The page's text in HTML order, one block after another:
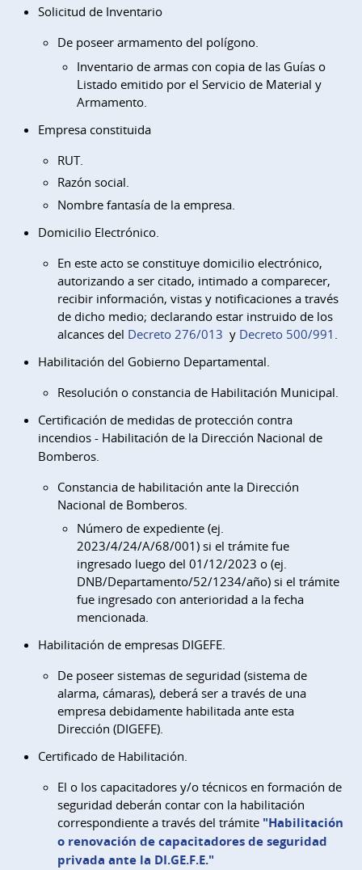
Solicitud de Inventario
De poseer armamento del polígono.
Inventario de armas con copia de las Guías o
Listado emitido por el Servicio de Material y
Armamento.
Empresa constituida
RUT.
Razón social.
Nombre fantasía de la empresa.
Domicilio Electrónico.
En este acto se constituye domicilio electrónico,
autorizando a ser citado, intimado a comparecer,
recibir información, vistas y notificaciones a través
de dicho medio; declarando estar instruido de los
alcances del Decreto 276/013 y Decreto 500/991
Habilitación del Gobierno Departamental.
Resolución o constancia de Habilitación Municipal.
Certificación de medidas de protección contra
incendios - Habilitación de la Dirección Nacional de
Bomberos.
Constancia de habilitación ante la Dirección
Nacional de Bomberos.
Número de expediente (ej.
2023/4/24/A/68/001) si el trámite fue
ingresado luego del 01/12/2023 o (ej.
DNB/Departamento/52/1234/año) si el trámite
fue ingresado con anterioridad a la fecha
mencionada.
Habilitación de empresas DIGEFE.
De poseer sistemas de seguridad (sistema de
alarma, cámaras), deberá ser a través de una
empresa debidamente habilitada ante esta
Dirección (DIGEFE).
Certificado de Habilitación.
El o los capacitadores y/o técnicos en formación de
seguridad deberán contar con la habilitación
correspondiente a través del trámite "Habilitación
o renovación de capacitadores de seguridad
privada ante la DI.GE.F.E."